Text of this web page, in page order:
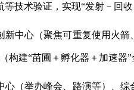
技术验证，实现“发射－回
中心（聚焦可重复使用火
建“苗圃＋孵化器＋加速器”
（举办峰会、路演等）、综